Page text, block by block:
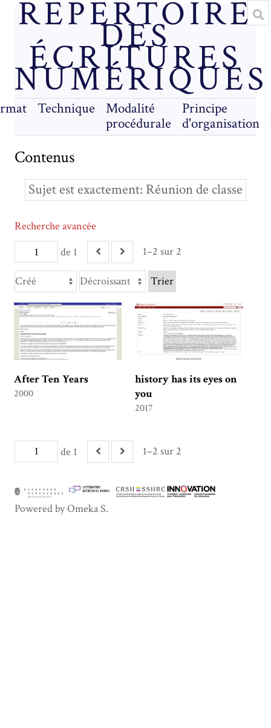
RÉPERTOIRE
DES
ÉCRITURES
NUMÉRIQUES
Technique
Modalité
procédurale
Principe
d'organisation
Contenus
Sujet est exactement Réunion de classe
de 1 1–2 sur 2
Recherche avancée
Trier
After Ten Years
2000
history has its eyes on
you
2017
de 1 1–2 sur 2
Powered by Omeka S.